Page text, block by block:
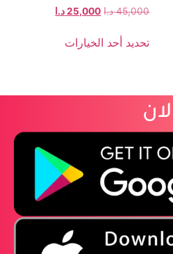
45,000 د.ا 25,000 د.ا
تحديد أحد الخيارات